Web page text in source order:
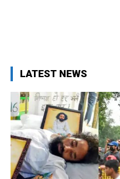
LATEST NEWS